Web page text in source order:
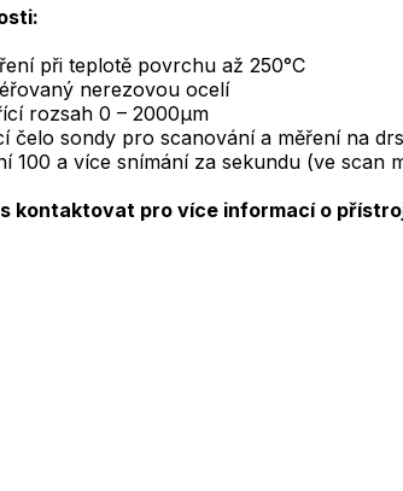
při teplotě povrchu až 250°C
nerezovou ocelí
rozsah 0 – 2000µm
čelo sondy pro scanování a měření na
100 a více snímání za sekundu (ve scan
kontaktovat pro více informací o